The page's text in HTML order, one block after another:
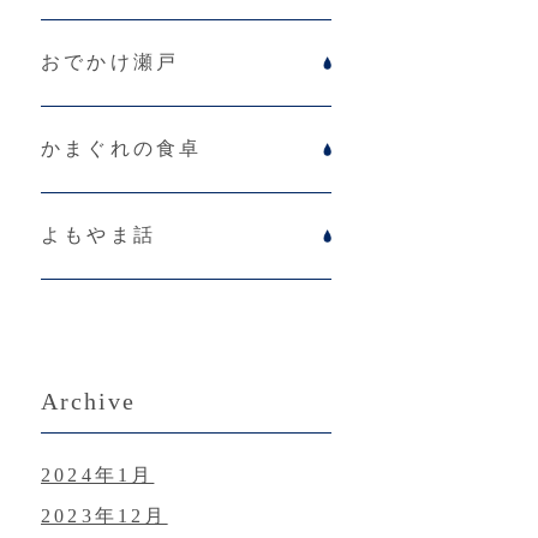
おでかけ瀬戸
かまぐれの食卓
よもやま話
Archive
2024年1月
2023年12月